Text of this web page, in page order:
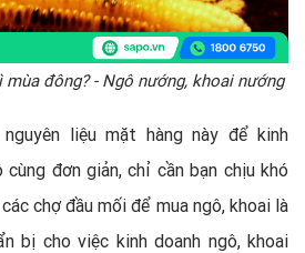
mùa đông? - Ngô nướng, khoai nướng
liệu mặt hàng này để kinh
đơn giản, chỉ cần bạn chịu khó
chợ đầu mối để mua ngô, khoai là
bị cho việc kinh doanh ngô, khoai